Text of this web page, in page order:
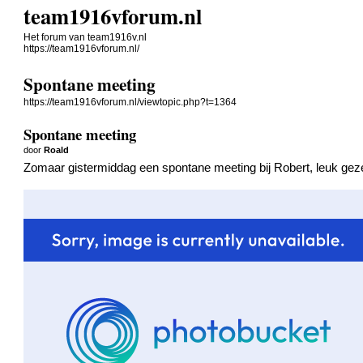
team1916vforum.nl
Het forum van team1916v.nl
https://team1916vforum.nl/
Spontane meeting
https://team1916vforum.nl/viewtopic.php?t=1364
Spontane meeting
doorRoald
Zomaar gistermiddag een spontane meeting bij Robert, leuk